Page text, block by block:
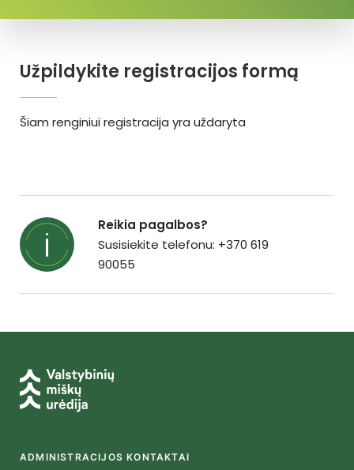
Užpildykite registracijos formą
Šiam renginiui registracija yra uždaryta
Reikia pagalbos?
Susisiekite telefonu: +370 619
90055
ADMINISTRACIJOS KONTAKTAI